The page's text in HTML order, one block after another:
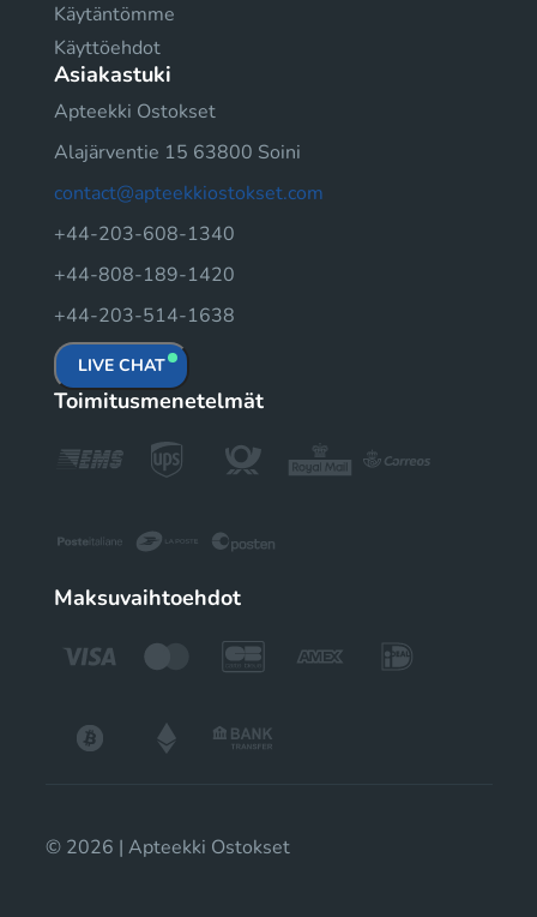
Käytäntömme
Käyttöehdot
Asiakastuki
Apteekki Ostokset
Alajärventie 15 63800 Soini
contact@apteekkiostokset.com
+44-203-608-1340
+44-808-189-1420
+44-203-514-1638
LIVE CHAT
Toimitusmenetelmät
Maksuvaihtoehdot
© 2026 | Apteekki Ostokset